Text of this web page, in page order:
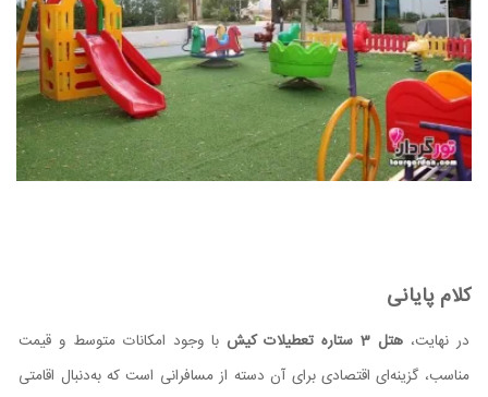
کلام پایانی
در نهایت، هتل 3 ستاره تعطیلات کیش
با وجود امکانات متوسط و قیمت
مناسب، گزینه‌ای اقتصادی برای آن دسته از مسافرانی است که به‌دنبال اقامتی